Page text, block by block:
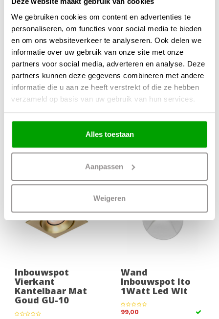
We gebruiken cookies om content en advertenties te
personaliseren, om functies voor social media te bieden
en om ons websiteverkeer te analyseren. Ook delen we
informatie over uw gebruik van onze site met onze
partners voor social media, adverteren en analyse. Deze
partners kunnen deze gegevens combineren met andere
informatie die u aan ze heeft verstrekt of die ze hebben
verzameld op basis van uw gebruik van hun services.
Alles toestaan
Aanpassen
Weigeren
Inbouwspot Rond
Wit Draai &
Kantelbaar GU10
Inbouwspot
Malmo Antiek
Brons GU10 Ø
8.5cm
19,95
Inbouwspot
Vierkant
Kantelbaar Mat
Goud GU-10
Wand
Inbouwspot Ito
1Watt Led Wit
99,00